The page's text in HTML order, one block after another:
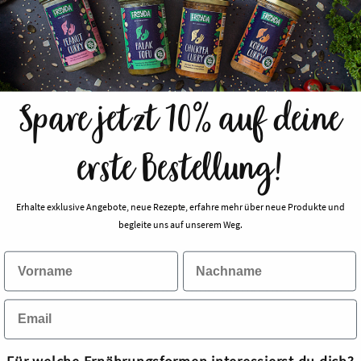
Traditioneller Hummus mit Twist
In meinem allerersten Post habe ich von diesem
Hummusrezept aus Sonnenblumenkernen
geschwärmt. Heute möchte ich dir mein Rezept
für einen traditionellen Hummus aus
Kichererbsen zeigen, der ebenso köstlich und
Spare jetzt 10% auf deine
erste Bestellung!
Erhalte exklusive Angebote, neue Rezepte, erfahre mehr über neue Produkte und
begleite uns auf unserem Weg.